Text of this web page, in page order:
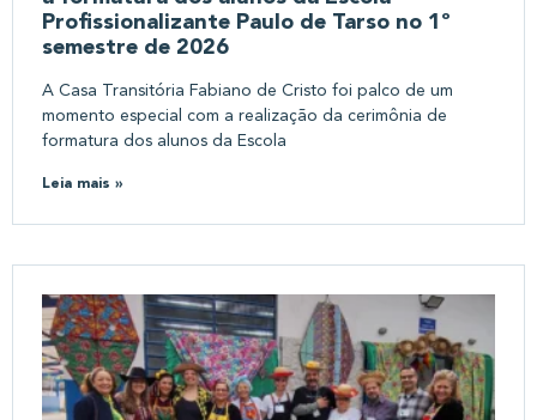
Profissionalizante Paulo de Tarso no 1º
semestre de 2026
A Casa Transitória Fabiano de Cristo foi palco de um
momento especial com a realização da cerimônia de
formatura dos alunos da Escola
Leia mais »